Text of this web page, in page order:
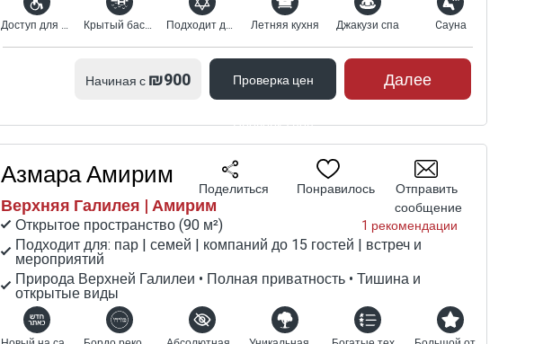
Доступ для инвалидов Крытый бассейн с подогревом Подходит для религиозных Летняя кухня Джакузи спа Cауна
Начиная с₪900 Проверка цен
Проверка цен
Далее
Азмара Амирим
Верхняя Галилея | Амирим
1 рекомендации
Открытое пространство (90 м²)
Подходит для: пар | семей | компаний до 15 гостей | встреч и
мероприятий
Природа Верхней Галилеи • Полная приватность • Тишина и
открытые виды
Поделиться Понравилось
Отправить
сообщение